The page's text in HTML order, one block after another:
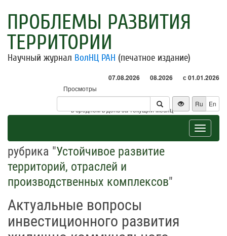
ПРОБЛЕМЫ РАЗВИТИЯ
ТЕРРИТОРИИ
Научный журнал ВолНЦ РАН (печатное издание)
07.08.2026 08.2026 с 01.01.2026
Просмотры
Посетители
* - в среднем в день за текущий месяц
Ru En
Toggle
рубрика "Устойчивое развитие
территорий, отраслей и
производственных комплексов"
Актуальные вопросы
инвестиционного развития